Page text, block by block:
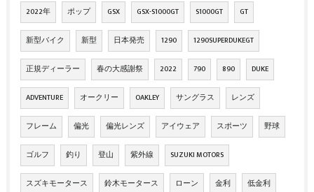
2022年 ポップ GSX GSX-S1000GT S1000GT GT
新型バイク 新型 日本発売 1290 1290SUPERDUKEGT
正規ディーラー 春の大感謝祭 2022 790 890 DUKE
ADVENTURE オークリー OAKLEY サングラス レンズ
フレーム 偏光 偏光レンズ アイウェア スポーツ 野球
ゴルフ 釣り 登山 紫外線 SUZUKI MOTORS
スズキモータース 鈴木モータース ローン 金利 低金利